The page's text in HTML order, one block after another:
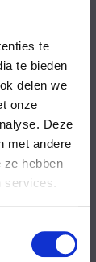
te
te bieden
delen we
onze
Deze
met andere
ze hebben
services.